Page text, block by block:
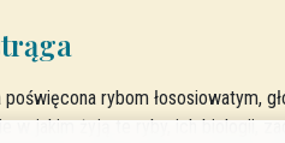
rybom łososiowatym,
w jakim żyją te ryby, ich biologii,